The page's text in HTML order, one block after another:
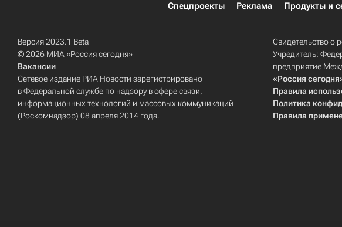
Спецпроекты
Реклама Продукты и
Версия 2023.1 Beta
© 2026 МИА «Россия сегодня»
Вакансии
Сетевое издание РИА Новости зарегистрировано
в Федеральной службе по надзору в сфере связи,
информационных технологий и массовых коммуникаций
(Роскомнадзор) 08 апреля 2014 года.
Свидетельство о
Учредитель:
предприятие
«Россия
Правила
Политика
Правила